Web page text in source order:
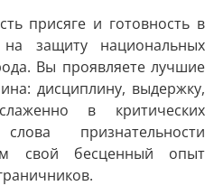
присяге и готовность в
защиту национальных
Вы проявляете лучшие
дисциплину, выдержку,
в критических
признательности
свой бесценный опыт